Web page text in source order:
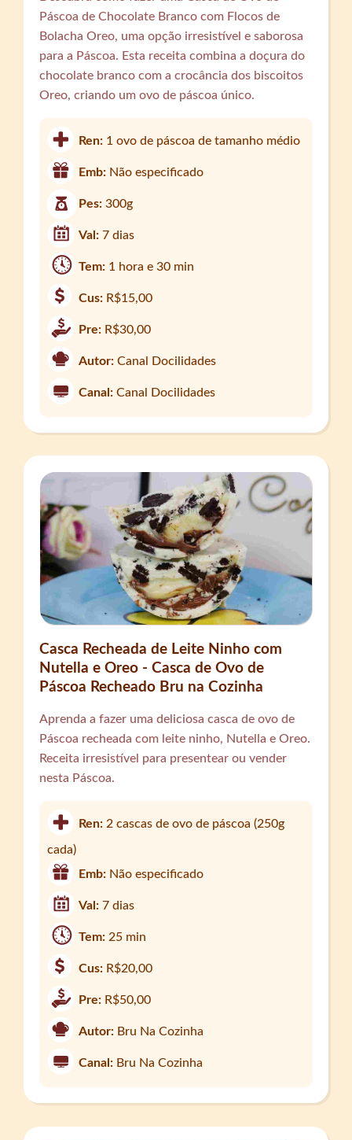
Páscoa de Chocolate Branco com Flocos de
Bolacha Oreo, uma opção irresistível e saborosa
para a Páscoa. Esta receita combina a doçura do
chocolate branco com a crocância dos biscoitos
Oreo, criando um ovo de páscoa único.
Ren: 1 ovo de páscoa de tamanho médio
Emb: Não especificado
Pes:300g
Val:7 dias
Tem: 1 hora e 30 min
Cus: R$15,00
Pre: R$30,00
Autor: Canal Docilidades
Canal: Canal Docilidades
Casca Recheada de Leite Ninho com
Nutella e Oreo - Casca de Ovo de
Páscoa Recheado Bru na Cozinha
Aprenda a fazer uma deliciosa casca de ovo de
Páscoa recheada com leite ninho, Nutella e Oreo.
Receita irresistível para presentear ou vender
nesta Páscoa.
Ren: 2 cascas de ovo de páscoa (250g
cada)
Emb: Não especificado
Val:7 dias
Tem: 25 min
Cus: R$20,00
Pre: R$50,00
Autor: Bru Na Cozinha
Canal: Bru Na Cozinha